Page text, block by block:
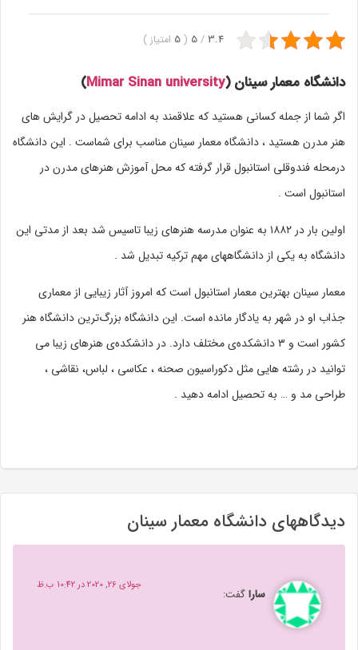
3.4
/
5
(
5 امتیاز )
دانشگاه معمار سینان (Mimar Sinan university
)
اگر شما از جمله کسانی هستید که علاقمند به ادامه تحصیل در گرایش های
هنر مدرن هستید ، دانشگاه معمار سینان مناسب برای شماست . این دانشگاه
درمحله فندوقلی استانبول قرار گرفته که محل آموزش هنرهای مدرن در
استانبول است .
اولین بار در ۱۸۸۲ به عنوان مدرسه هنرهای زیبا تاسیس شد بعد از مدتی این
دانشگاه به یکی از دانشگاههای مهم ترکیه تبدیل شد .
معمار سینان بهترین معمار استانبول است که امروز آثار زیبایی از معماری
جذاب او در شهر به یادگار مانده است. این دانشگاه بزرگ‌ترین دانشگاه هنر
کشور است و ۳ دانشکده‌ی مختلف دارد. در دانشکده‌ی هنرهای زیبا می
توانید در رشته هایی مثل دکوراسیون صحنه ، عکاسی ، لباس، نقاشی ،
طراحی مد و … به تحصیل ادامه دهید .
دیدگاههای دانشگاه معمار سینان
ساراگفت:
جولای 26, 2020 در 10:42 ب.ظ